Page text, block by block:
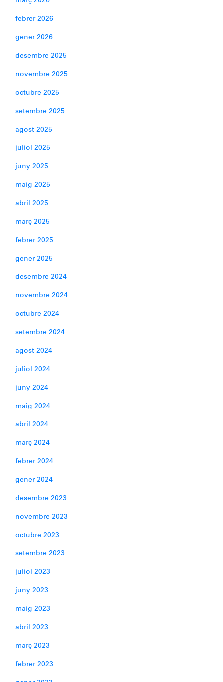
febrer 2026
gener 2026
desembre 2025
novembre 2025
octubre 2025
setembre 2025
agost 2025
juliol 2025
juny 2025
maig 2025
abril 2025
març 2025
febrer 2025
gener 2025
desembre 2024
novembre 2024
octubre 2024
setembre 2024
agost 2024
juliol 2024
juny 2024
maig 2024
abril 2024
març 2024
febrer 2024
gener 2024
desembre 2023
novembre 2023
octubre 2023
setembre 2023
juliol 2023
juny 2023
maig 2023
abril 2023
març 2023
febrer 2023